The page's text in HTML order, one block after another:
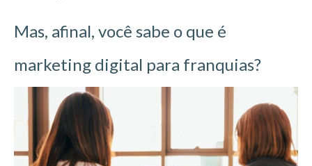
Mas, afinal, você sabe o que é
marketing digital para franquias?